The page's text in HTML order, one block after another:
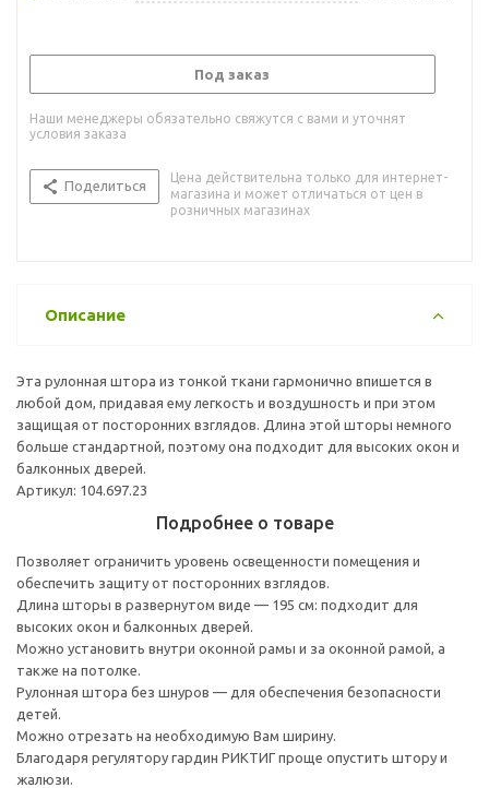
Под заказ
Наши менеджеры обязательно свяжутся с вами и уточнят
условия заказа
Поделиться
Цена действительна только для интернет-
магазина и может отличаться от цен в
розничных магазинах
Описание
Эта рулонная штора из тонкой ткани гармонично впишется в
любой дом, придавая ему легкость и воздушность и при этом
защищая от посторонних взглядов. Длина этой шторы немного
больше стандартной, поэтому она подходит для высоких окон и
балконных дверей.
Артикул: 104.697.23
Подробнее о товаре
Позволяет ограничить уровень освещенности помещения и
обеспечить защиту от посторонних взглядов.
Длина шторы в развернутом виде — 195 см: подходит для
высоких окон и балконных дверей.
Можно установить внутри оконной рамы и за оконной рамой, а
также на потолке.
Рулонная штора без шнуров — для обеспечения безопасности
детей.
Можно отрезать на необходимую Вам ширину.
Благодаря регулятору гардин РИКТИГ проще опустить штору и
жалюзи.